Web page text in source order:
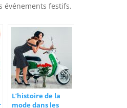
événements festifs.
L’histoire de la
mode dans les